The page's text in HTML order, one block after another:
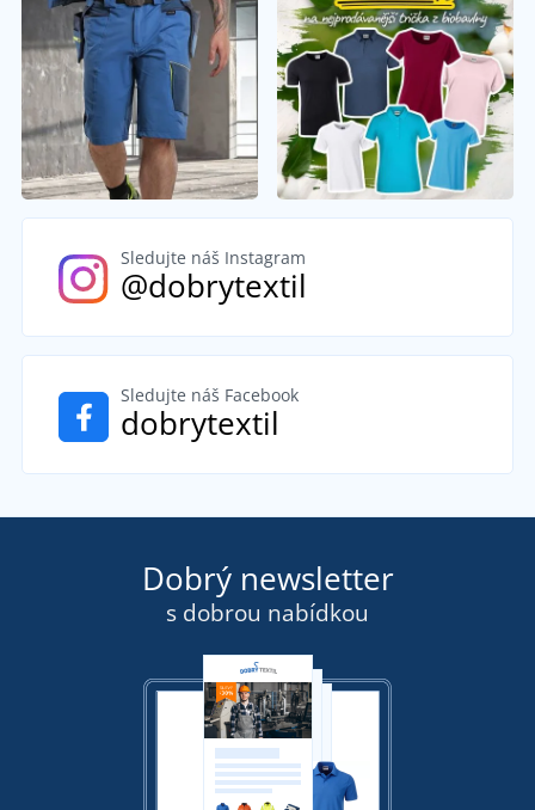
Sledujte náš Instagram
@dobrytextil
Sledujte náš Facebook
dobrytextil
Dobrý newsletter
s dobrou nabídkou